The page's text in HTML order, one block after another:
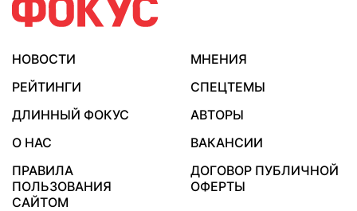
НОВОСТИ
МНЕНИЯ
РЕЙТИНГИ
СПЕЦТЕМЫ
ДЛИННЫЙ ФОКУС
АВТОРЫ
О НАС
ВАКАНСИИ
ПРАВИЛА
ПОЛЬЗОВАНИЯ
САЙТОМ
ДОГОВОР ПУБЛИЧНОЙ
ОФЕРТЫ